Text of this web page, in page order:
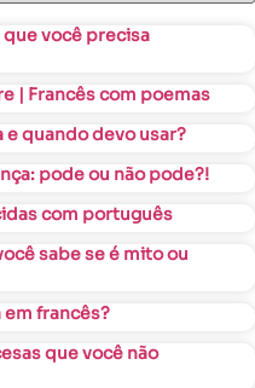
você precisa
| Francês com poemas
e quando devo usar?
pode ou não pode?!
com português
sabe se é mito ou
francês?
que você não